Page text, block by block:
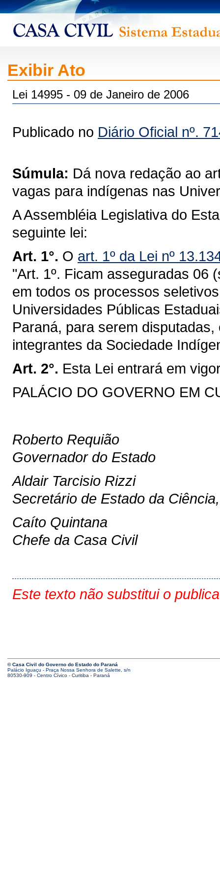
Exibir Ato
Lei 14995 - 09 de Janeiro de 2006
Publicado no Diário Oficial nº.
Súmula: Dá nova redação ao
vagas para indígenas nas
A Assembléia Legislativa do
seguinte lei:
Art. 1°. O art. 1º da Lei nº
"Art. 1º. Ficam asseguradas 06
em todos os processos
Universidades Públicas
Paraná, para serem
integrantes da Sociedade
Art. 2°. Esta Lei entrará em
PALÁCIO DO GOVERNO EM
Roberto Requião
Governador do Estado
Aldair Tarcisio Rizzi
Secretário de Estado da
Caíto Quintana
Chefe da Casa Civil
Este texto não substitui o
© Casa Civil do Governo do Estado do Paraná
Palácio Iguaçu - Praça Nossa Senhora de Salette, s/n
80530-909 - Centro Cívico - Curitiba - Paraná